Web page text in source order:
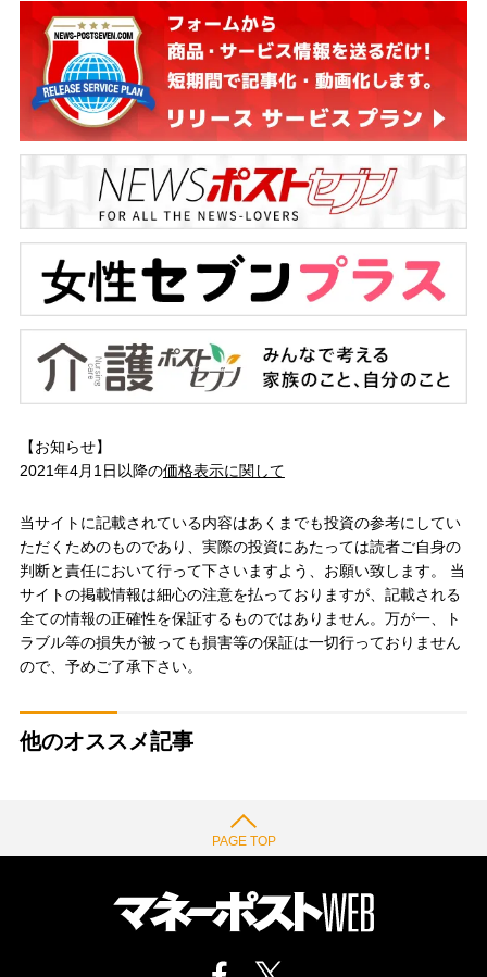
【お知らせ】
2021年4月1日以降の価格表示に関して
当サイトに記載されている内容はあくまでも投資の参考にしてい
ただくためのものであり、実際の投資にあたっては読者ご自身の
判断と責任において行って下さいますよう、お願い致します。 当
サイトの掲載情報は細心の注意を払っておりますが、記載される
全ての情報の正確性を保証するものではありません。万が一、ト
ラブル等の損失が被っても損害等の保証は一切行っておりません
ので、予めご了承下さい。
他のオススメ記事
PAGE TOP